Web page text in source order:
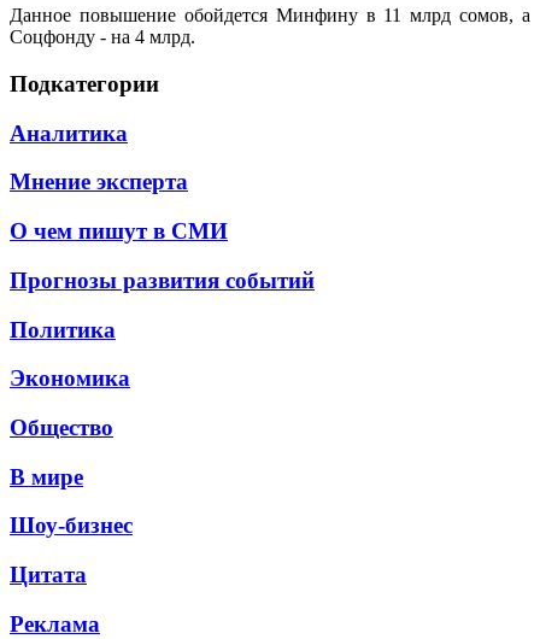
Данное повышение обойдется Минфину в 11 млрд сомов, а
Соцфонду - на 4 млрд.
Подкатегории
Аналитика
Мнение эксперта
О чем пишут в СМИ
Прогнозы развития событий
Политика
Экономика
Общество
В мире
Шоу-бизнес
Цитата
Реклама